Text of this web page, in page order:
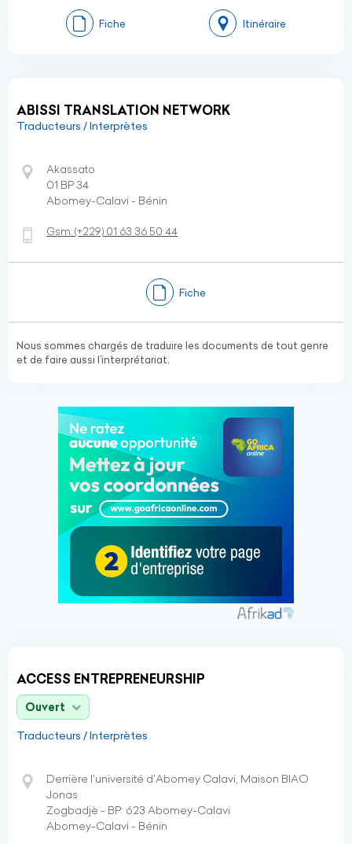
Fiche Itinéraire
ABISSI TRANSLATION NETWORK
Traducteurs / Interprètes
Akassato
01 BP 34
Abomey-Calavi - Bénin
Gsm:(+229) 01 63 36 50 44
Fiche
Nous sommes chargés de traduire les documents de tout genre
et de faire aussi l’interprétariat.
ACCESS ENTREPRENEURSHIP
Ouvert
Traducteurs / Interprètes
Derrière l'université d'Abomey Calavi, Maison BIAO
Jonas
Zogbadjè - BP: 623 Abomey-Calavi
Abomey-Calavi - Bénin